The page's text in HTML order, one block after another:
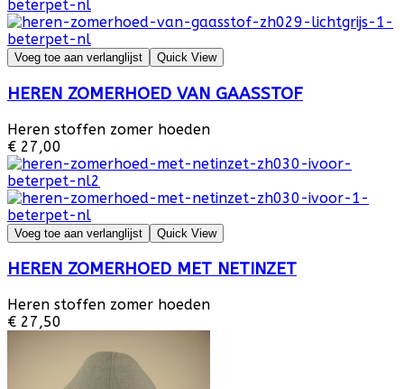
Voeg toe aan verlanglijst Quick View
HEREN ZOMERHOED VAN GAASSTOF
Heren stoffen zomer hoeden
€ 27,00
Voeg toe aan verlanglijst Quick View
HEREN ZOMERHOED MET NETINZET
Heren stoffen zomer hoeden
€ 27,50